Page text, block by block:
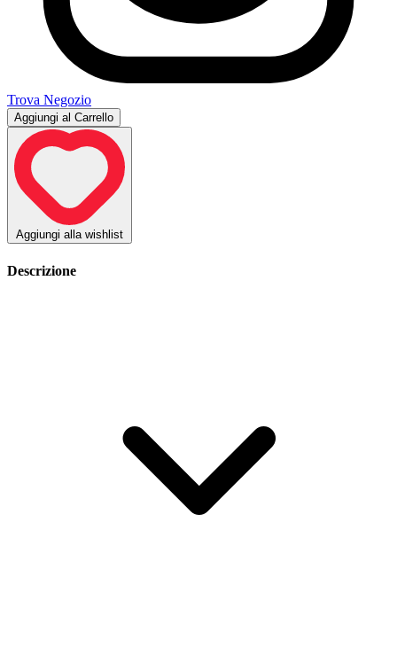
Trova Negozio
Aggiungi al Carrello
Aggiungi alla wishlist
Descrizione